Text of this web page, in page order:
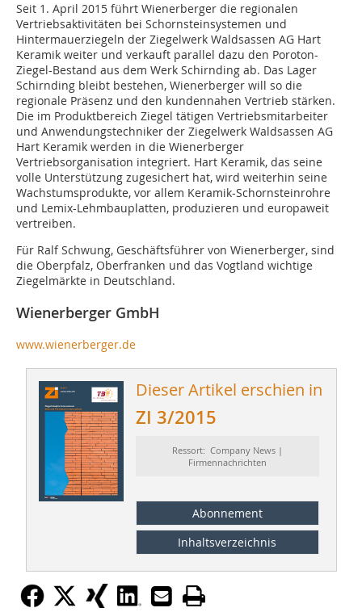
Seit 1. April 2015 führt Wienerberger die regionalen
Vertriebsaktivitäten bei Schornsteinsystemen und
Hintermauerziegeln der Ziegelwerk Waldsassen AG Hart
Keramik weiter und verkauft parallel dazu den Poroton-
Ziegel-Bestand aus dem Werk Schirnding ab. Das Lager
Schirnding bleibt bestehen, Wienerberger will so die
regionale Präsenz und den kundennahen Vertrieb stärken.
Die im Produktbereich Ziegel tätigen Vertriebsmitarbeiter
und Anwendungstechniker der Ziegelwerk Waldsassen AG
Hart Keramik werden in die Wienerberger
Vertriebsorganisation integriert. Hart Keramik, das seine
volle Unterstützung zugesichert hat, wird weiterhin seine
Wachstumsprodukte, vor allem Keramik-Schornsteinrohre
und Lemix-Lehmbauplatten, produzieren und europaweit
vertreiben.
Für Ralf Schwung, Geschäftsführer von Wienerberger, sind
die Oberpfalz, Oberfranken und das Vogtland wichtige
Ziegelmärkte in Deutschland.
Wienerberger GmbH
www.wienerberger.de
Dieser Artikel erschien in
ZI 3/2015
Ressort: Company News |
Firmennachrichten
Abonnement
Inhaltsverzeichnis